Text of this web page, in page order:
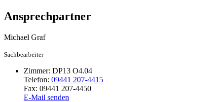
Ansprechpartner
Michael Graf
Sachbearbeiter
Zimmer: DP13 O4.04
Telefon: 09441 207-4415
Fax: 09441 207-4450
E-Mail senden